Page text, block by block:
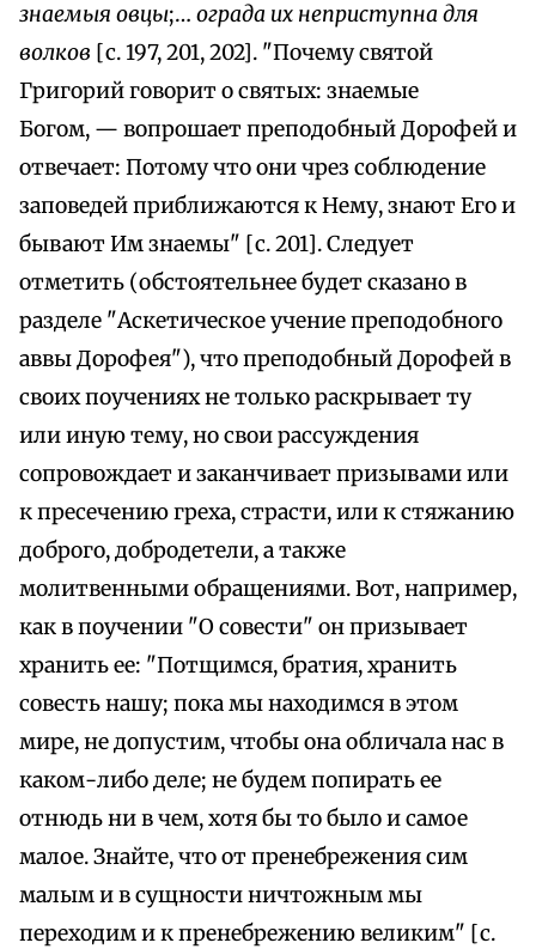
знаемыя овцы;… ограда их неприступна для
волков [с. 197, 201, 202]. "Почему святой
Григорий говорит о святых: знаемые
Богом, — вопрошает преподобный Дорофей и
отвечает: Потому что они чрез соблюдение
заповедей приближаются к Нему, знают Его и
бывают Им знаемы" [с. 201]. Следует
отметить (обстоятельнее будет сказано в
разделе "Аскетическое учение преподобного
аввы Дорофея"), что преподобный Дорофей в
своих поучениях не только раскрывает ту
или иную тему, но свои рассуждения
сопровождает и заканчивает призывами или
к пресечению греха, страсти, или к стяжанию
доброго, добродетели, а также
молитвенными обращениями. Вот, например,
как в поучении "О совести" он призывает
хранить ее: "Потщимся, братия, хранить
совесть нашу; пока мы находимся в этом
мире, не допустим, чтобы она обличала нас в
каком-либо деле; не будем попирать ее
отнюдь ни в чем, хотя бы то было и самое
малое. Знайте, что от пренебрежения сим
малым и в сущности ничтожным мы
переходим и к пренебрежению великим" [с.